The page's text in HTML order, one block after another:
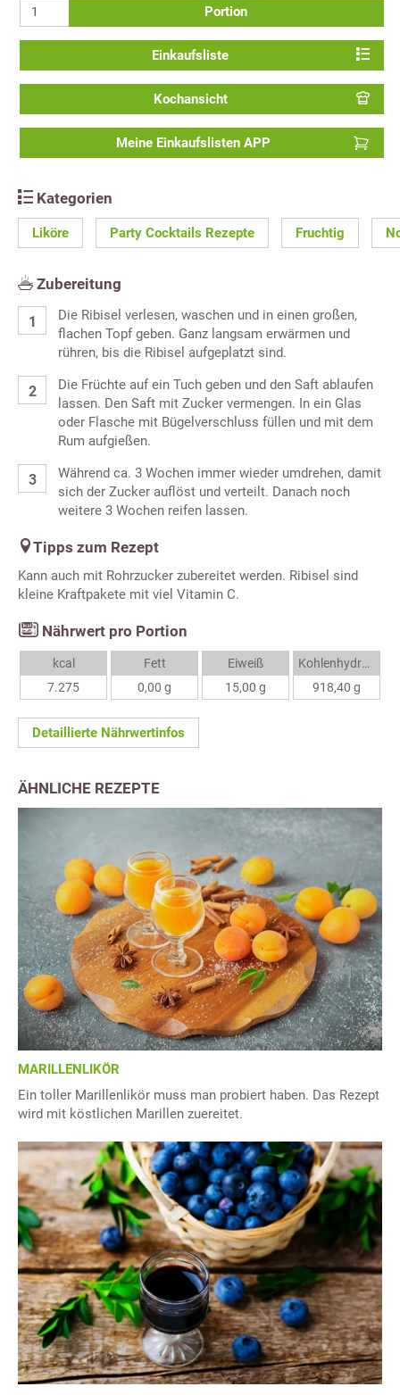
Portion
Einkaufsliste
Kochansicht
Meine Einkaufslisten APP
Kategorien
Liköre Party Cocktails Rezepte Fruchtig
Zubereitung
Die Ribisel verlesen, waschen und in einen großen,
flachen Topf geben. Ganz langsam erwärmen und
rühren, bis die Ribisel aufgeplatzt sind.
Die Früchte auf ein Tuch geben und den Saft ablaufen
lassen. Den Saft mit Zucker vermengen. In ein Glas
oder Flasche mit Bügelverschluss füllen und mit dem
Rum aufgießen.
Während ca. 3 Wochen immer wieder umdrehen, damit
sich der Zucker auflöst und verteilt. Danach noch
weitere 3 Wochen reifen lassen.
Tipps zum Rezept
Kann auch mit Rohrzucker zubereitet werden. Ribisel sind
kleine Kraftpakete mit viel Vitamin C.
Nährwert pro Portion
kcal
7.275
Fett
0,00 g
Eiweiß
15,00 g
Kohlenhydrate
918,40 g
Detaillierte Nährwertinfos
ÄHNLICHE REZEPTE
MARILLENLIKÖR
Ein toller Marillenlikör muss man probiert haben. Das Rezept
wird mit köstlichen Marillen zuereitet.